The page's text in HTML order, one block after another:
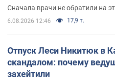
Сначала врачи не обратили на
6.08.2026 12:46 17,9 т.
Отпуск Леси Никитюк в
скандалом: почему
захейтили